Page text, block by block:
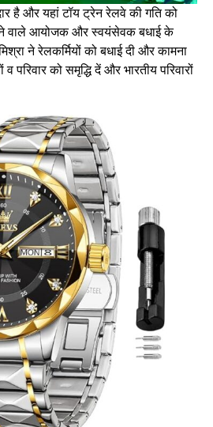
है और यहां टॉय ट्रेन रेलवे की गति को
वाले आयोजक और स्वयंसेवक बधाई के
ने रेलकर्मियों को बधाई दी और कामना
व परिवार को समृद्धि दें और भारतीय परिवारों